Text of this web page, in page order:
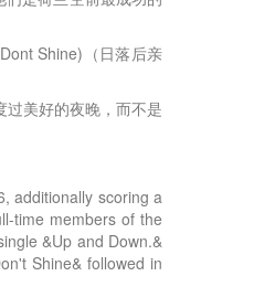
Shine)（日落后亲
美好的夜晚，而不是
additionally scoring a
time members of the
&Up and Down.&
Shine& followed in